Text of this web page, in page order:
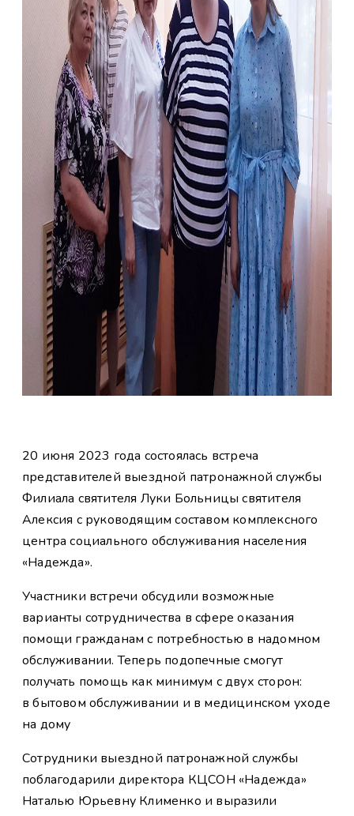
20 июня 2023 года состоялась встреча
представителей выездной патронажной службы
Филиала святителя Луки Больницы святителя
Алексия с руководящим составом комплексного
центра социального обслуживания населения
«Надежда».
Участники встречи обсудили возможные
варианты сотрудничества в сфере оказания
помощи гражданам с потребностью в надомном
обслуживании. Теперь подопечные смогут
получать помощь как минимум с двух сторон:
в бытовом обслуживании и в медицинском уходе
на дому
Сотрудники выездной патронажной службы
поблагодарили директора КЦСОН «Надежда»
Наталью Юрьевну Клименко и выразили